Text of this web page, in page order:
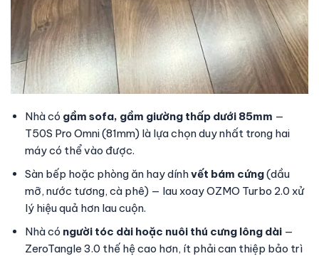
Nhà có gầm sofa, gầm giường thấp dưới 85mm —
T50S Pro Omni (81mm) là lựa chọn duy nhất trong hai
máy có thể vào được.
Sàn bếp hoặc phòng ăn hay dínhvết bám cứng(dầu
mỡ, nước tương, cà phê) — lau xoay OZMO Turbo 2.0 xử
lý hiệu quả hơn lau cuộn.
Nhà có người tóc dài hoặc nuôi thú cưng lông dài—
ZeroTangle 3.0 thế hệ cao hơn, ít phải can thiệp bảo trì